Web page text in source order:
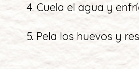
4. Cuela el agua y
5. Pela los huevos y